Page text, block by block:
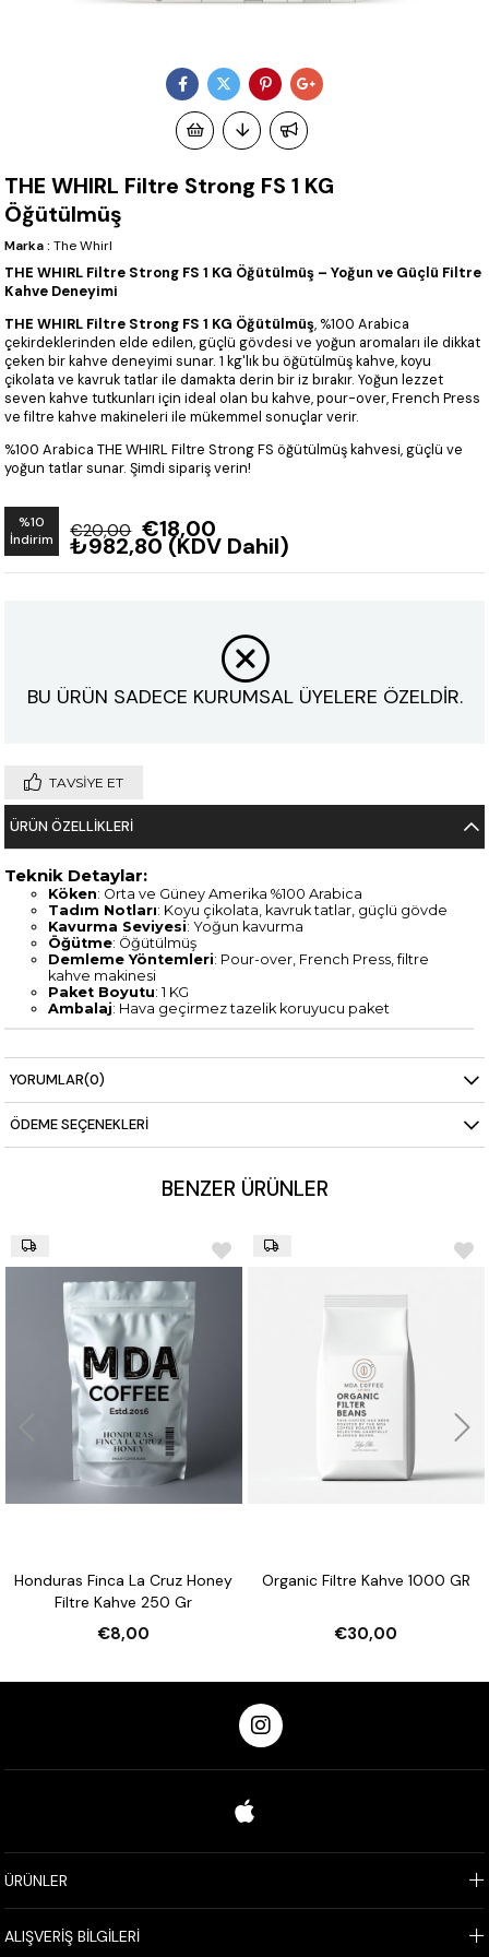
THE WHIRL Filtre Strong FS 1 KG
Öğütülmüş
Marka : The Whirl
THE WHIRL Filtre Strong FS 1 KG Öğütülmüş – Yoğun ve Güçlü Filtre
Kahve Deneyimi
THE WHIRL Filtre Strong FS 1 KG Öğütülmüş, %100 Arabica
çekirdeklerinden elde edilen, güçlü gövdesi ve yoğun aromaları ile dikkat
çeken bir kahve deneyimi sunar. 1 kg'lık bu öğütülmüş kahve, koyu
çikolata ve kavruk tatlar ile damakta derin bir iz bırakır. Yoğun lezzet
seven kahve tutkunları için ideal olan bu kahve, pour-over, French Press
ve filtre kahve makineleri ile mükemmel sonuçlar verir.
%100 Arabica THE WHIRL Filtre Strong FS öğütülmüş kahvesi, güçlü ve
yoğun tatlar sunar. Şimdi sipariş verin!
%10
İndirim
€20,00 €18,00
₺982,80 (KDV Dahil)
BU ÜRÜN SADECE KURUMSAL ÜYELERE ÖZELDİR.
TAVSIYE ET
ÜRÜN ÖZELLIKLERI
Teknik Detaylar:
Köken: Orta ve Güney Amerika %100 Arabica
Tadım Notları: Koyu çikolata, kavruk tatlar, güçlü gövde
Kavurma Seviyesi: Yoğun kavurma
Öğütme: Öğütülmüş
Demleme Yöntemleri: Pour-over, French Press, filtre
kahve makinesi
Paket Boyutu: 1 KG
Ambalaj: Hava geçirmez tazelik koruyucu paket
YORUMLAR(0)
ÖDEME SEÇENEKLERI
BENZER ÜRÜNLER
La Cruz Honey
250 Gr
Organic Filtre Kahve 1000 GR Cosa
ÜRÜNLER
ALIŞVERİŞ BİLGİLERİ